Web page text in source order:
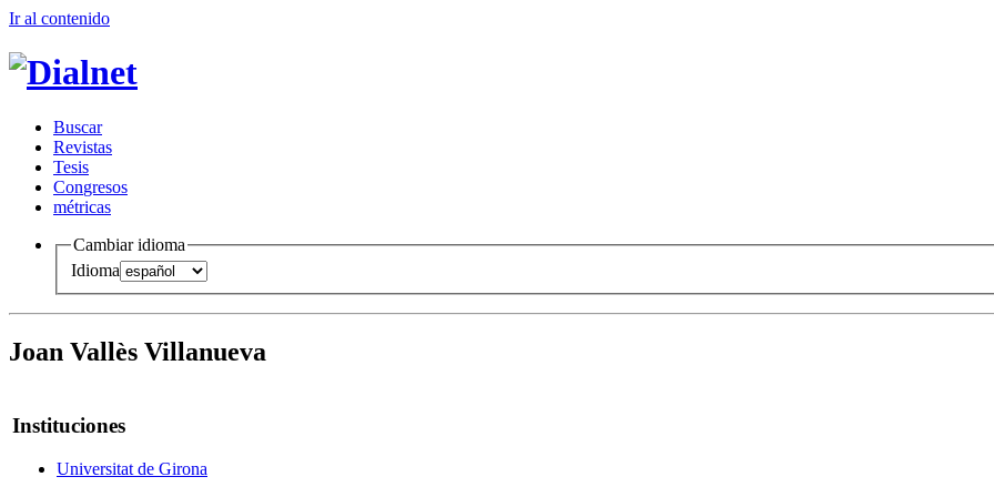
Ir al contenido
Buscar
Revistas
Tesis
Congresos
métricas
Cambiar idioma
Idioma
Joan Vallès Villanueva
Instituciones
Universitat de Girona